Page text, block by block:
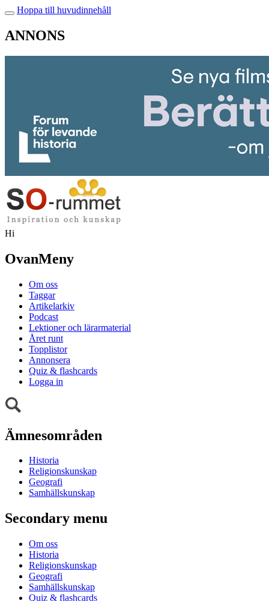
Hoppa till huvudinnehåll
ANNONS
Hi
OvanMeny
Om oss
Taggar
Artikelarkiv
Podcast
Lektioner och lärarmaterial
Året runt
Topplistor
Annonsera
Quiz & flashcards
Logga in
Ämnesområden
Historia
Religionskunskap
Geografi
Samhällskunskap
Secondary menu
Om oss
Historia
Religionskunskap
Geografi
Samhällskunskap
Quiz & flashcards